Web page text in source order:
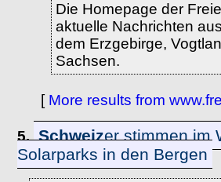
Die Homepage der
aktuelle Nachrichten
dem Erzgebirge,
Sachsen.
[ More results from
5. Schweizer stimmen im
Solarparks in den Bergen